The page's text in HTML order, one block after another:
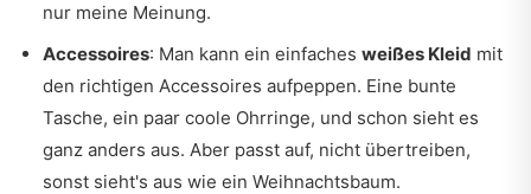
nur meine Meinung.
Accessoires: Man kann ein einfaches weißes Kleid mit
den richtigen Accessoires aufpeppen. Eine bunte
Tasche, ein paar coole Ohrringe, und schon sieht es
ganz anders aus. Aber passt auf, nicht übertreiben,
sonst sieht's aus wie ein Weihnachtsbaum.